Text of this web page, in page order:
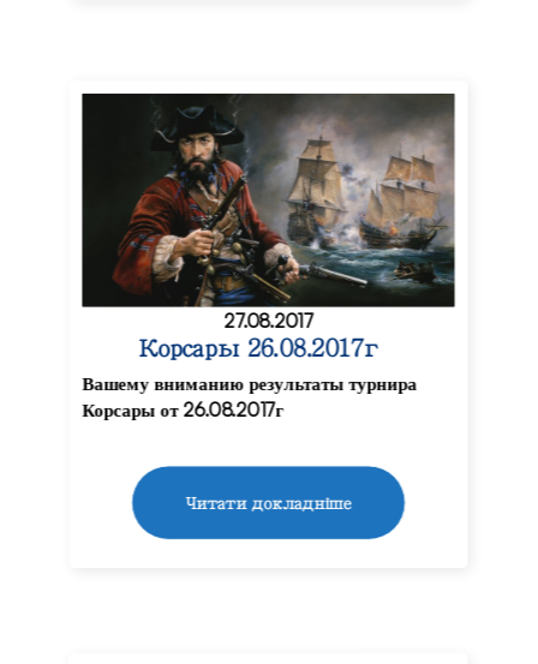
27.08.2017
Корсары 26.08.2017г
Вашему вниманию результаты турнира
Корсары от 26.08.2017г
Читати докладніше